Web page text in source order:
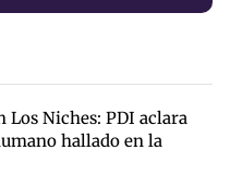
Niches: PDI aclara
hallado en la